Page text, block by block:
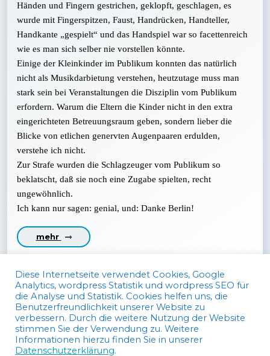
Händen und Fingern gestrichen, geklopft, geschlagen, es
wurde mit Fingerspitzen, Faust, Handrücken, Handteller,
Handkante „gespielt“ und das Handspiel war so facettenreich
wie es man sich selber nie vorstellen könnte.
Einige der Kleinkinder im Publikum konnten das natürlich
nicht als Musikdarbietung verstehen, heutzutage muss man
stark sein bei Veranstaltungen die Disziplin vom Publikum
erfordern. Warum die Eltern die Kinder nicht in den extra
eingerichteten Betreuungsraum geben, sondern lieber die
Blicke von etlichen genervten Augenpaaren erdulden,
verstehe ich nicht.
Zur Strafe wurden die Schlagzeuger vom Publikum so
beklatscht, daß sie noch eine Zugabe spielten, recht
ungewöhnlich.
Ich kann nur sagen: genial, und: Danke Berlin!
mehr
Diese Internetseite verwendet Cookies, Google
Analytics, wordpress Statistik und wordpress SEO für
die Analyse und Statistik. Cookies helfen uns, die
Benutzerfreundlichkeit unserer Website zu
verbessern. Durch die weitere Nutzung der Website
stimmen Sie der Verwendung zu. Weitere
Informationen hierzu finden Sie in unserer
Datenschutzerklärung.